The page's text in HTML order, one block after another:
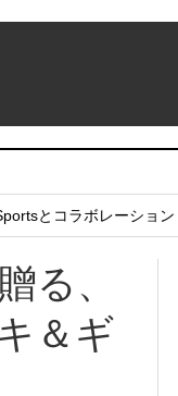
とコラボレーション
る、
＆ギ